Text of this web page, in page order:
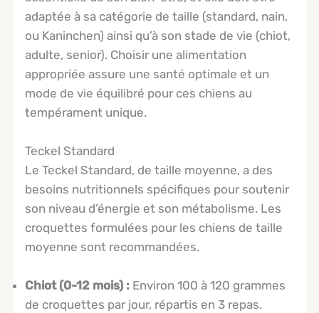
adaptée à sa catégorie de taille (standard, nain,
ou Kaninchen) ainsi qu’à son stade de vie (chiot,
adulte, senior). Choisir une alimentation
appropriée assure une santé optimale et un
mode de vie équilibré pour ces chiens au
tempérament unique.
Teckel Standard
Le Teckel Standard, de taille moyenne, a des
besoins nutritionnels spécifiques pour soutenir
son niveau d’énergie et son métabolisme. Les
croquettes formulées pour les chiens de taille
moyenne sont recommandées.
Chiot (0-12 mois) : Environ 100 à 120 grammes
de croquettes par jour, répartis en 3 repas.